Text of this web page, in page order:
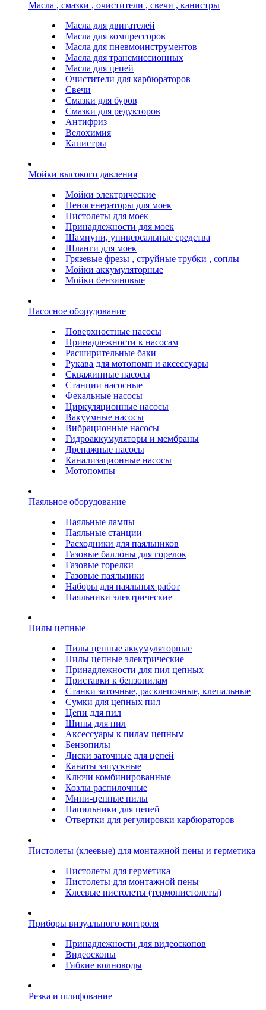
Масла , смазки , очистители , свечи , канистры
Масла для двигателей
Масла для компрессоров
Масла для пневмоинструментов
Масла для трансмиссионных
Масла для цепей
Очистители для карбюраторов
Свечи
Смазки для буров
Смазки для редукторов
Антифриз
Велохимия
Канистры
Мойки высокого давления
Мойки электрические
Пеногенераторы для моек
Пистолеты для моек
Принадлежности для моек
Шампуни, универсальные средства
Шланги для моек
Грязевые фрезы , струйные трубки , соплы
Мойки аккумуляторные
Мойки бензиновые
Насосное оборудование
Поверхностные насосы
Принадлежности к насосам
Расширительные баки
Рукава для мотопомп и аксессуары
Скважинные насосы
Станции насосные
Фекальные насосы
Циркуляционные насосы
Вакуумные насосы
Вибрационные насосы
Гидроаккумуляторы и мембраны
Дренажные насосы
Канализационные насосы
Мотопомпы
Паяльное оборудование
Паяльные лампы
Паяльные станции
Расходники для паяльников
Газовые баллоны для горелок
Газовые горелки
Газовые паяльники
Наборы для паяльных работ
Паяльники электрические
Пилы цепные
Пилы цепные аккумуляторные
Пилы цепные электрические
Принадлежности для пил цепных
Приставки к бензопилам
Станки заточные, расклепочные, клепальные
Сумки для цепных пил
Цепи для пил
Шины для пил
Аксессуары к пилам цепным
Бензопилы
Диски заточные для цепей
Канаты запускные
Ключи комбинированные
Козлы распилочные
Мини-цепные пилы
Напильники для цепей
Отвертки для регулировки карбюраторов
Пистолеты (клеевые) для монтажной пены и герметика
Пистолеты для герметика
Пистолеты для монтажной пены
Клеевые пистолеты (термопистолеты)
Приборы визуального контроля
Принадлежности для видеоскопов
Видеоскопы
Гибкие волноводы
Резка и шлифование